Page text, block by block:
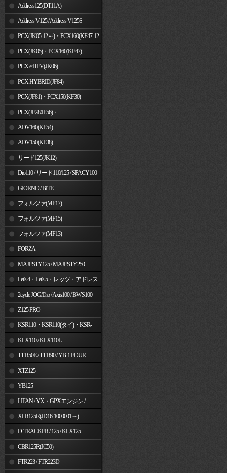
Address125(DT11A)
Address V125 / Address V125S
PCX(JK05-12～)・PCX160(KF47-12
～) PCX(JK05)・PCX160(KF47)
PCX e:HEV(JK06)
PCX HYBRID(JF84)
PCX(JF81)・PCX150(KF30)
PCX(JF28/JF56)・
PCX150(KF12/KF18)
ADV160(KF54)
ADV150(KF38)
リード125(JK12)
Dio110 / リード110/125 / SPACY100
GIORNO / BITE
フォルツァ(MF17)
フォルツァ(MF15)
フォルツァ(MF13)
FORZA
MAJESTY125 / MAJESTY250
Let's 4・Let's 5・レッツ・アドレス
V50 2cycle JOG/Dio / Axis100 / BW'S100
Z125 PRO
KSR110・KSR110(タイ)・KSR-
I/II・KSR PRO
KLX110 / KLX110L
TT-R50E / TT-R90 / YB-1 FOUR
XTZ125
YB125
LIFAN / YX・GPXエンジン /
JinchengXLR125R(JD16-1000001～)
D-TRACKER / 125 / KLX125
CBR125R(JC50)
FTR223 / FTR223D